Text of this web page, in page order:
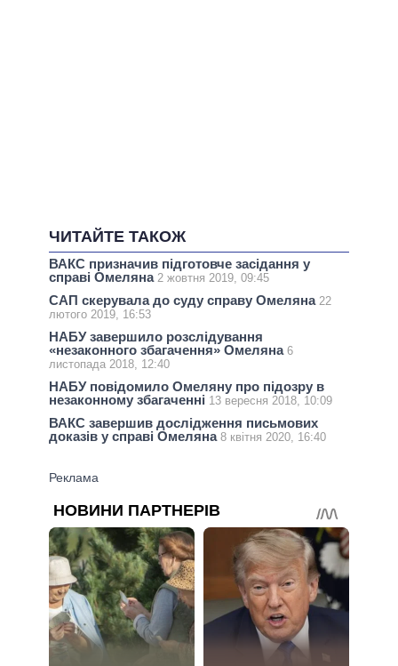
ЧИТАЙТЕ ТАКОЖ
ВАКС призначив підготовче засідання у
справі Омеляна 2 жовтня 2019, 09:45
САП скерувала до суду справу Омеляна 22
лютого 2019, 16:53
НАБУ завершило розслідування
«незаконного збагачення» Омеляна 6
листопада 2018, 12:40
НАБУ повідомило Омеляну про підозру в
незаконному збагаченні 13 вересня 2018, 10:09
ВАКС завершив дослідження письмових
доказів у справі Омеляна 8 квітня 2020, 16:40